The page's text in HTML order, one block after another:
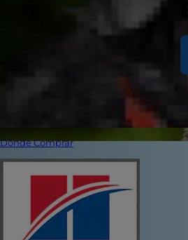
Dónde Comprar